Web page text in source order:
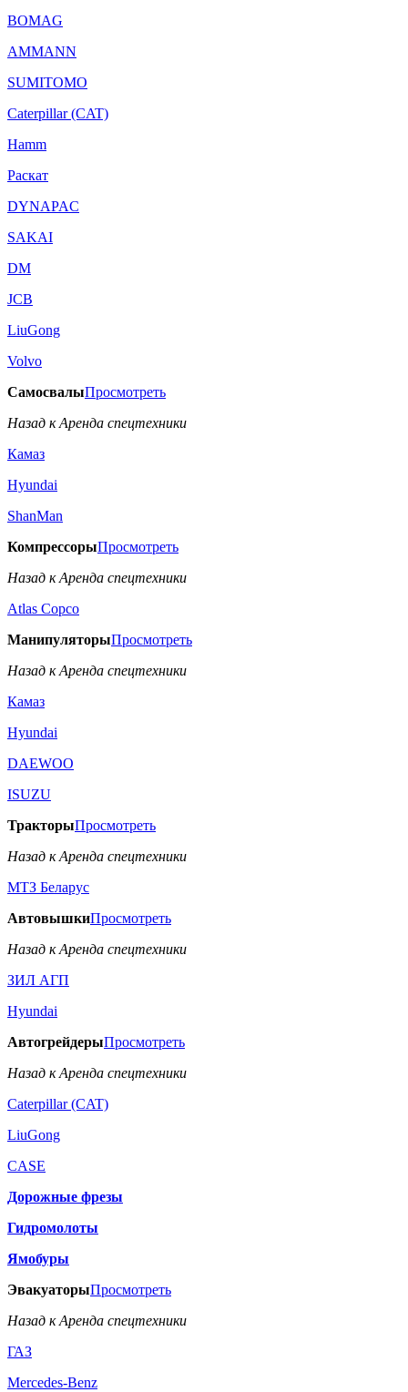
BOMAG
AMMANN
SUMITOMO
Caterpillar (CAT)
Hamm
Раскат
DYNAPAC
SAKAI
DM
JCB
LiuGong
Volvo
СамосвалыПросмотреть
Назад к Аренда спецтехники
Камаз
Hyundai
ShanMan
КомпрессорыПросмотреть
Назад к Аренда спецтехники
Аtlas Copco
МанипуляторыПросмотреть
Назад к Аренда спецтехники
Камаз
Hyundai
DAEWOO
ISUZU
ТракторыПросмотреть
Назад к Аренда спецтехники
МТЗ Беларус
АвтовышкиПросмотреть
Назад к Аренда спецтехники
ЗИЛ АГП
Hyundai
АвтогрейдерыПросмотреть
Назад к Аренда спецтехники
Caterpillar (CAT)
LiuGong
CASE
Дорожные фрезы
Гидромолоты
Ямобуры
ЭвакуаторыПросмотреть
Назад к Аренда спецтехники
ГАЗ
Mercedes-Benz